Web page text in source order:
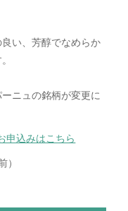
い、芳醇でなめらか
ニュの銘柄が変更に
申込みはこちら
）